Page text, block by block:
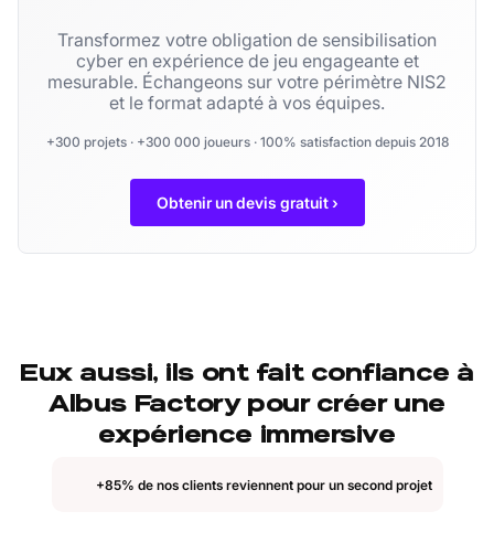
Transformez votre obligation de sensibilisation
cyber en expérience de jeu engageante et
mesurable. Échangeons sur votre périmètre NIS2
et le format adapté à vos équipes.
+300 projets · +300 000 joueurs · 100% satisfaction depuis 2018
Obtenir un devis gratuit ›
Eux aussi, ils ont fait confiance à
Albus Factory pour créer une
expérience immersive
+85% de nos clients reviennent pour un second projet